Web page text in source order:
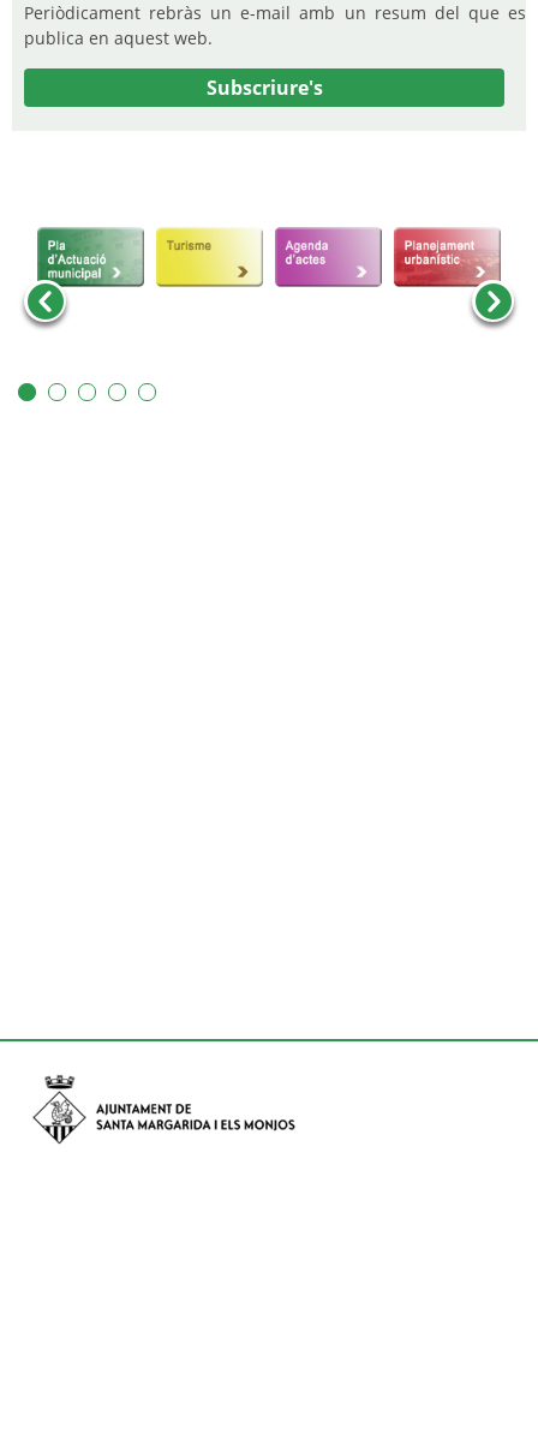
Periòdicament rebràs un e-mail amb un resum del que es
publica en aquest web.
Subscriure's